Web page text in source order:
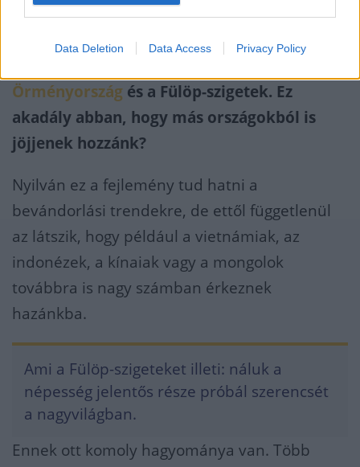
Data Deletion Data Access Privacy Policy
Magyarország vagy az Európai Unió nem
kötött visszafogadási megállapodást.
Örményország és a Fülöp-szigetek. Ez
akadály abban, hogy más országokból is
jöjjenek hozzánk?
Nyilván ez a fejlemény tud hatni a
bevándorlási trendekre, de ettől függetlenül
az látszik, hogy például a vietnámiak, az
indonézek, a kínaiak vagy a mongolok
továbbra is nagy számban érkeznek
hazánkba.
Ami a Fülöp-szigeteket illeti: náluk a
népesség jelentős része próbál szerencsét
a nagyvilágban.
Ennek ott komoly hagyománya van. Több